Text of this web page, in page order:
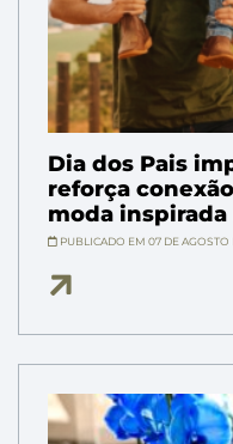
Dia dos Pais
reforça
moda inspirada
PUBLICADO EM 07 DE AGOSTO